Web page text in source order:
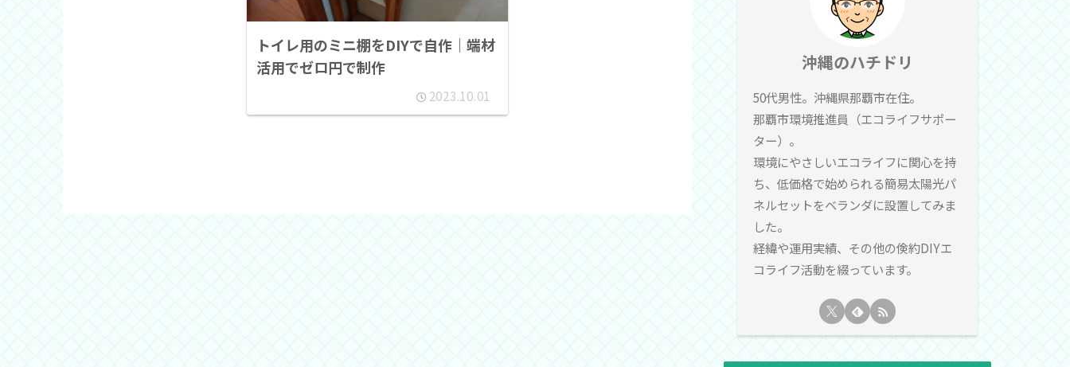
トイレ用のミニ棚をDIYで自作｜端材
活用でゼロ円で制作
2023.10.01
沖縄のハチドリ
50代男性。沖縄県那覇市在住。
那覇市環境推進員（エコライフサポー
ター）。
環境にやさしいエコライフに関心を持
ち、低価格で始められる簡易太陽光パ
ネルセットをベランダに設置してみま
した。
経緯や運用実績、その他の倹約DIYエ
コライフ活動を綴っています。